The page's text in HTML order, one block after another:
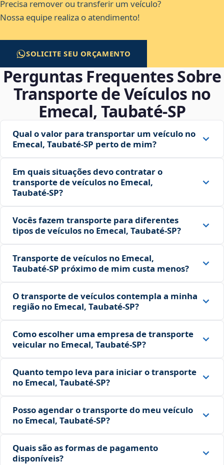
Precisa remover ou transferir um veículo?
Nossa equipe realiza o atendimento!
SOLICITE SEU ORÇAMENTO
Perguntas Frequentes Sobre
Transporte de Veículos no
Emecal, Taubaté‑SP
Qual o valor para transportar um veículo no
Emecal, Taubaté‑SP perto de mim?
Em quais situações devo contratar o
transporte de veículos no Emecal,
Taubaté‑SP?
Vocês fazem transporte para diferentes
tipos de veículos no Emecal, Taubaté‑SP?
Transporte de veículos no Emecal,
Taubaté‑SP próximo de mim custa menos?
O transporte de veículos contempla a minha
região no Emecal, Taubaté‑SP?
Como escolher uma empresa de transporte
veicular no Emecal, Taubaté‑SP?
Quanto tempo leva para iniciar o transporte
no Emecal, Taubaté‑SP?
Posso agendar o transporte do meu veículo
no Emecal, Taubaté‑SP?
Quais são as formas de pagamento
disponíveis?